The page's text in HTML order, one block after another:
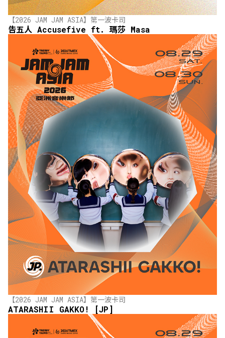
【2026 JAM JAM ASIA】第一波卡司
告五人 Accusefive ft. 瑪莎 Masa
【2026 JAM JAM ASIA】第一波卡司
ATARASHII GAKKO! [JP]